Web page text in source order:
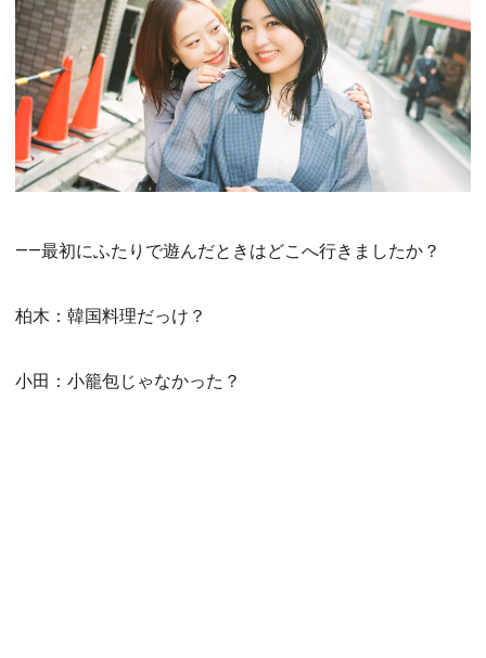
――最初にふたりで遊んだときはどこへ行きましたか？
柏木：韓国料理だっけ？
小田：小籠包じゃなかった？